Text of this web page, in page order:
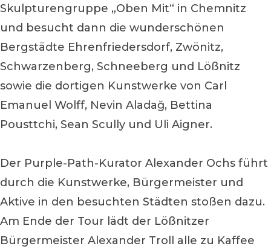
Skulpturengruppe „Oben Mit“ in Chemnitz
und besucht dann die wunderschönen
Bergstädte Ehrenfriedersdorf, Zwönitz,
Schwarzenberg, Schneeberg und Lößnitz
sowie die dortigen Kunstwerke von Carl
Emanuel Wolff, Nevin Aladağ, Bettina
Pousttchi, Sean Scully und Uli Aigner.
Der Purple-Path-Kurator Alexander Ochs führt
durch die Kunstwerke, Bürgermeister und
Aktive in den besuchten Städten stoßen dazu.
Am Ende der Tour lädt der Lößnitzer
Bürgermeister Alexander Troll alle zu Kaffee